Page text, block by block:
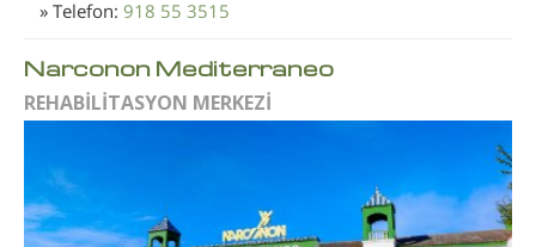
» Telefon: 918 55 3515
Narconon Mediterraneo
REHABİLİTASYON MERKEZİ